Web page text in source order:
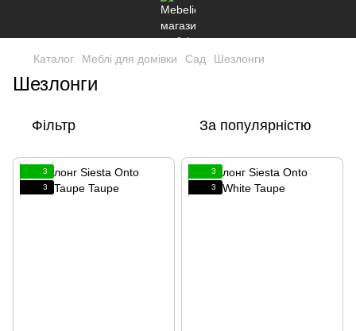
Каталог Меблі для домівки Сад Шезлонги
Шезлонги
Фільтр За популярністю
3
3
3
3